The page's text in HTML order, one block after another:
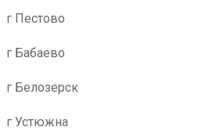
г Пестово
г Бабаево
г Белозерск
г Устюжна